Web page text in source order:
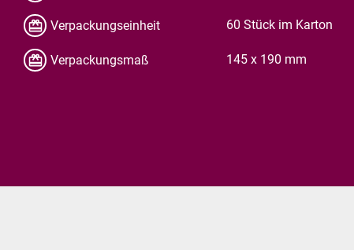
Verpackungseinheit 60 Stück im Karton
Verpackungsmaß 145 x 190 mm